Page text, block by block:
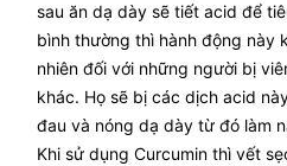
sau ăn dạ dày sẽ tiết acid để
bình thường thì hành động này
nhiên đối với những người bị
khác. Họ sẽ bị các dịch acid
đau và nóng dạ dày từ đó làm
Khi sử dụng Curcumin thì vết